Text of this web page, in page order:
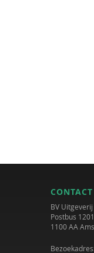
CONTACT
BV Uitgeverij
Postbus
1100 AA
Bezoekadres: